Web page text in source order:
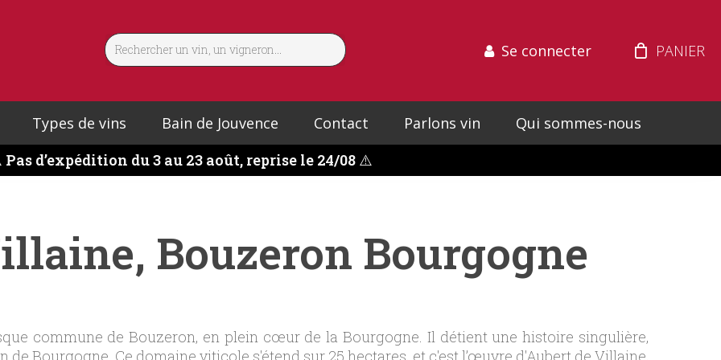
Se connecter
Types de vins Bain de Jouvence Contact Parlons vin
Qui sommes-nous
Pas d’expédition du 3 au 23 août, reprise le 24/08⚠️
Bouzeron Bourgogne
commune de Bouzeron, en plein cœur de la Bourgogne. Il détient une histoire singulière,
Bourgogne. Ce domaine viticole s'étend sur 25 hectares, et c'est l’œuvre d'Aubert de Villaine,